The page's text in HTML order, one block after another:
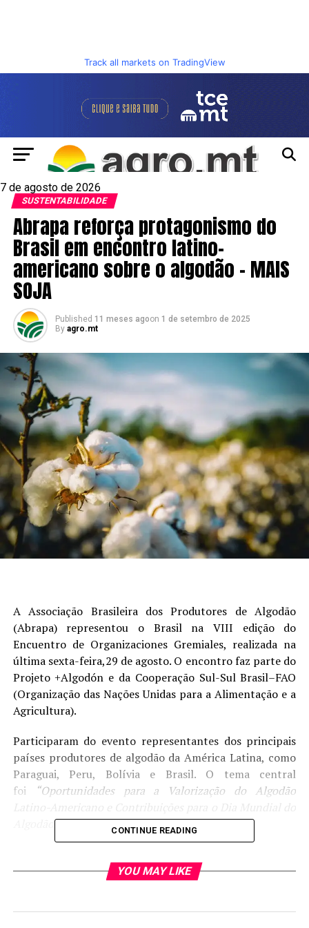
Track all markets on TradingView
7 de agosto de 2026
SUSTENTABILIDADE
Abrapa reforça protagonismo do
Brasil em encontro latino-
americano sobre o algodão – MAIS
SOJA
Published 11 meses agoon 1 de setembro de 2025
By agro.mt
A Associação Brasileira dos Produtores de Algodão
(Abrapa) representou o Brasil na VIII edição do
Encuentro de Organizaciones Gremiales, realizada na
última sexta-feira,29 de agosto. O encontro faz parte do
Projeto +Algodón e da Cooperação Sul-Sul Brasil–FAO
(Organização das Nações Unidas para a Alimentação e a
Agricultura).
Participaram do evento representantes dos principais
países produtores de algodão da América Latina, como
Paraguai, Peru, Bolívia e Brasil. O tema central
foi
“Oportunidades para a Valorização do Algodão
Algodão 2025”.
O evento teve como objetivo preparar uma agenda
CONTINUE READING
YOU MAY LIKE